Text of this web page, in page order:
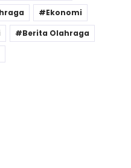
Ekonomi
Berita Olahraga